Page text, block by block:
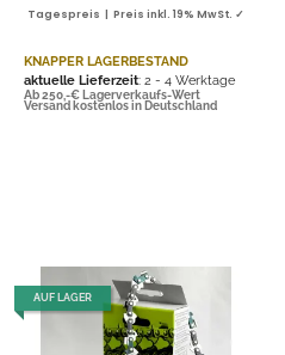
Tagespreis | Preis inkl. 19% MwSt. ✓
KNAPPER LAGERBESTAND
aktuelle Lieferzeit: 2 - 4 Werktage
Ab 250,-€ Lagerverkaufs-Wert
Versand kostenlos in Deutschland
AUF LAGER